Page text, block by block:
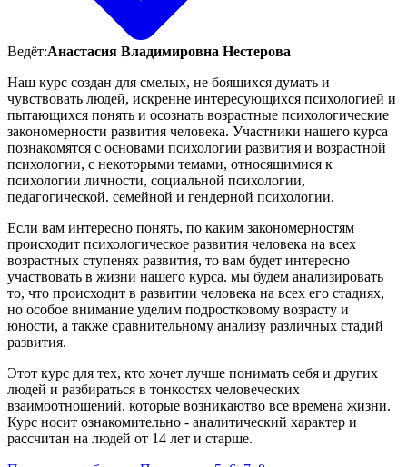
Ведёт:Анастасия Владимировна Нестерова
Наш курс создан для смелых, не боящихся думать и
чувствовать людей, искренне интересующихся психологией и
пытающихся понять и осознать возрастные психологические
закономерности развития человека. Участники нашего курса
познакомятся с основами психологии развития и возрастной
психологии, с некоторыми темами, относящимися к
психологии личности, социальной психологии,
педагогической. семейной и гендерной психологии.
Если вам интересно понять, по каким закономерностям
происходит психологическое развития человека на всех
возрастных ступенях развития, то вам будет интересно
участвовать в жизни нашего курса. мы будем анализировать
то, что происходит в развитии человека на всех его стадиях,
но особое внимание уделим подростковому возрасту и
юности, а также сравнительному анализу различных стадий
развития.
Этот курс для тех, кто хочет лучше понимать себя и других
людей и разбираться в тонкостях человеческих
взаимоотношений, которые возникаютво все времена жизни.
Курс носит ознакомительно - аналитический характер и
рассчитан на людей от 14 лет и старше.